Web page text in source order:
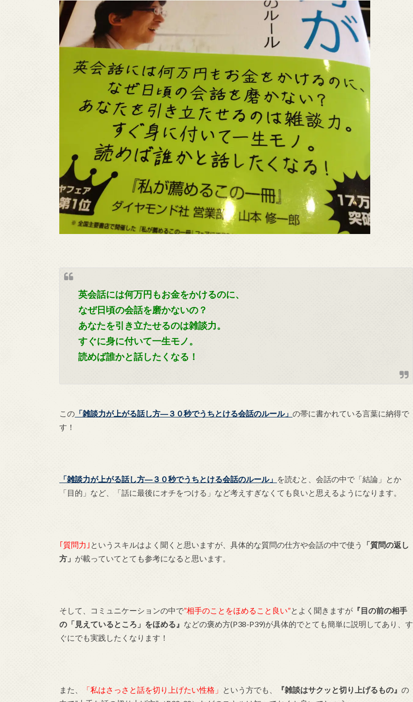
英会話には何万円もお金をかけるのに、
なぜ日頃の会話を磨かないの？
あなたを引き立たせるのは雑談力。
すぐに身に付いて一生モノ。
読めば誰かと話したくなる！
この 「雑談力が上がる話し方―３０秒でうちとける会話のルール」 の帯に書かれている言葉に納得で
す！
「雑談力が上がる話し方―３０秒でうちとける会話のルール」 を読むと、会話の中で「結論」とか
「目的」など、「話に最後にオチをつける」など考えすぎなくても良いと思えるようになります。
｢質問力｣ というスキルはよく聞くと思いますが、具体的な質問の仕方や会話の中で使う
「質問の返し
方」 が載っていてとても参考になると思います。
そして、コミュニケーションの中で”相手のことをほめること良い”とよく聞きますが 『目の前の相手
の「見えているところ」をほめる』 などの褒め方(P38-P39)が具体的でとても簡単に説明してあり、す
ぐにでも実践したくなります！
また、 「私はさっさと話を切り上げたい性格」 という方でも、 『雑談はサクッと切り上げるもの』 の